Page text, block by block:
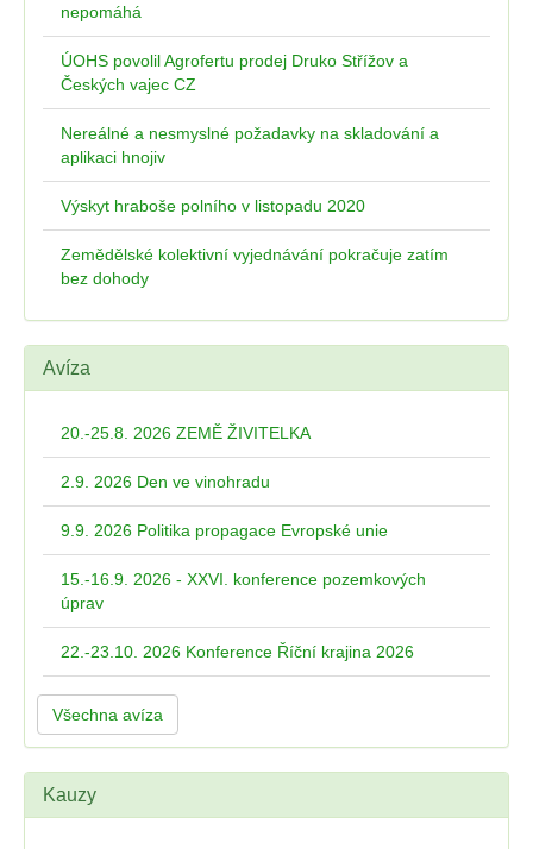
nepomáhá
ÚOHS povolil Agrofertu prodej Druko Střížov a
Českých vajec CZ
Nereálné a nesmyslné požadavky na skladování a
aplikaci hnojiv
Výskyt hraboše polního v listopadu 2020
Zemědělské kolektivní vyjednávání pokračuje zatím
bez dohody
Avíza
20.-25.8. 2026 ZEMĚ ŽIVITELKA
2.9. 2026 Den ve vinohradu
9.9. 2026 Politika propagace Evropské unie
15.-16.9. 2026 - XXVI. konference pozemkových
úprav
22.-23.10. 2026 Konference Říční krajina 2026
Všechna avíza
Kauzy